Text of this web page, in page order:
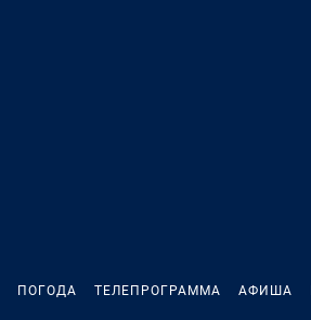
ПОГОДА ТЕЛЕПРОГРАММА АФИША